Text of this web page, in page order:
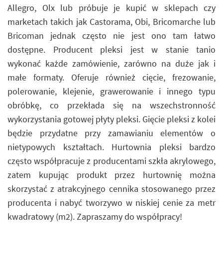
Allegro, Olx lub próbuje je kupić w sklepach czy
marketach takich jak Castorama, Obi, Bricomarche lub
Bricoman jednak często nie jest ono tam łatwo
dostępne. Producent pleksi jest w stanie tanio
wykonać każde zamówienie, zarówno na duże jak i
małe formaty. Oferuje również cięcie, frezowanie,
polerowanie, klejenie, grawerowanie i innego typu
obróbkę, co przekłada się na wszechstronność
wykorzystania gotowej płyty pleksi. Gięcie pleksi z kolei
będzie przydatne przy zamawianiu elementów o
nietypowych kształtach. Hurtownia pleksi bardzo
często współpracuje z producentami szkła akrylowego,
zatem kupując produkt przez hurtownię można
skorzystać z atrakcyjnego cennika stosowanego przez
producenta i nabyć tworzywo w niskiej cenie za metr
kwadratowy (m2). Zapraszamy do współpracy!